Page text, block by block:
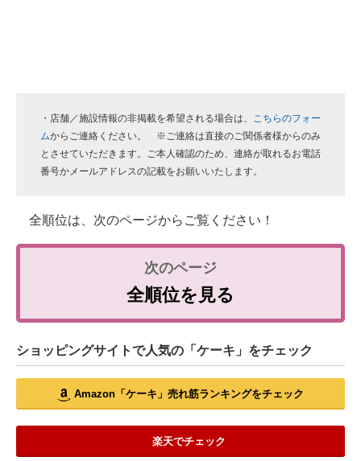
・店舗／施設情報の非掲載を希望される場合は、 こちらのフォー
ムからご連絡ください。 ※ご連絡は直接のご関係者様からのみ
とさせていただきます。ご本人確認のため、連絡が取れるお電話
番号かメールアドレスの記載をお願いいたします。
全順位は、次のページからご覧ください！
全順位を見る
ショッピングサイトで人気の「ケーキ」をチェック
Amazon「ケーキ」売れ筋ランキングをチェック
楽天でチェック